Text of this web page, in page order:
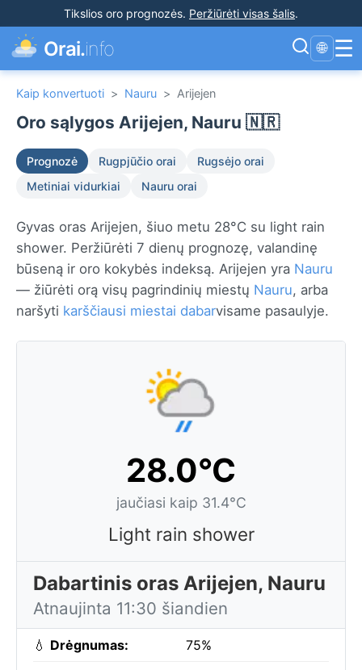
Tikslios oro prognozės. Peržiūrėti visas šalis.
Orai.info 🌐 ☰
Kaip konvertuoti > Nauru > Arijejen
Oro sąlygos Arijejen, Nauru 🇳🇷
Prognozė Rugpjūčio orai
Rugsėjo orai
Metiniai vidurkiai
Nauru orai
Gyvas oras Arijejen, šiuo metu 28°C su light rain
shower. Peržiūrėti 7 dienų prognozę, valandinę
būseną ir oro kokybės indeksą. Arijejen yra Nauru
— žiūrėti orą visų pagrindinių miestų Nauru, arba
naršyti karščiausi miestai dabarvisame pasaulyje.
28.0°C
jaučiasi kaip 31.4°C
Light rain shower
Dabartinis oras Arijejen, Nauru
Atnaujinta 11:30 šiandien
💧 Drėgnumas: 75%